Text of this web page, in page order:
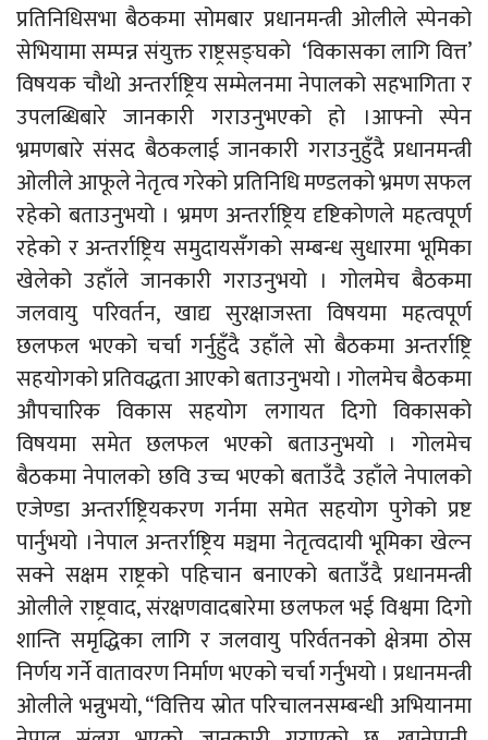
प्रतिनिधिसभा बैठकमा सोमबार प्रधानमन्त्री ओलीले स्पेनको
सेभियामा सम्पन्न संयुक्त राष्ट्रसङ्घको ‘विकासका लागि वित्त’
विषयक चौथो अन्तर्राष्ट्रिय सम्मेलनमा नेपालको सहभागिता र
उपलब्धिबारे जानकारी गराउनुभएको हो ।आफ्नो स्पेन
भ्रमणबारे संसद बैठकलाई जानकारी गराउनुहुँदै प्रधानमन्त्री
ओलीले आफूले नेतृत्व गरेको प्रतिनिधि मण्डलको भ्रमण सफल
रहेको बताउनुभयो । भ्रमण अन्तर्राष्ट्रिय दृष्टिकोणले महत्वपूर्ण
रहेको र अन्तर्राष्ट्रिय समुदायसँगको सम्बन्ध सुधारमा भूमिका
खेलेको उहाँले जानकारी गराउनुभयो । गोलमेच बैठकमा
जलवायु परिवर्तन, खाद्य सुरक्षाजस्ता विषयमा महत्वपूर्ण
छलफल भएको चर्चा गर्नुहुँदै उहाँले सो बैठकमा अन्तर्राष्ट्रि
सहयोगको प्रतिवद्धता आएको बताउनुभयो । गोलमेच बैठकमा
औपचारिक विकास सहयोग लगायत दिगो विकासको
विषयमा समेत छलफल भएको बताउनुभयो । गोलमेच
बैठकमा नेपालको छवि उच्च भएको बताउँदै उहाँले नेपालको
एजेण्डा अन्तर्राष्ट्रियकरण गर्नमा समेत सहयोग पुगेको प्रष्ट
पार्नुभयो ।नेपाल अन्तर्राष्ट्रिय मञ्चमा नेतृत्वदायी भूमिका खेल्न
सक्ने सक्षम राष्ट्रको पहिचान बनाएको बताउँदै प्रधानमन्त्री
ओलीले राष्ट्रवाद, संरक्षणवादबारेमा छलफल भई विश्वमा दिगो
शान्ति समृद्धिका लागि र जलवायु परिर्वतनको क्षेत्रमा ठोस
निर्णय गर्ने वातावरण निर्माण भएको चर्चा गर्नुभयो । प्रधानमन्त्री
ओलीले भन्नुभयो, “वित्तिय स्रोत परिचालनसम्बन्धी अभियानमा